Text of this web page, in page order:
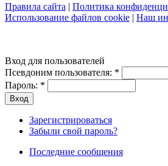
Правила сайта | Политика
Использование файлов cookie | Наш
Вход для пользователей
Псевдоним пользователя: *
Пароль: *
Зарегистрироваться
Забыли свой пароль?
Последние сообщения